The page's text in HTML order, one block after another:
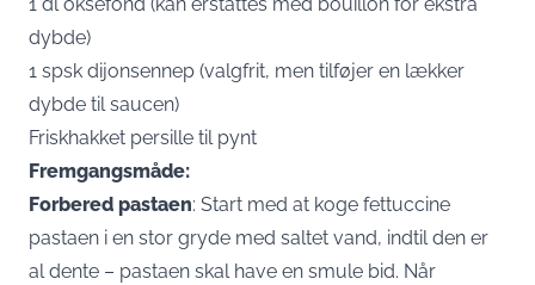
dybde)
1 spsk dijonsennep (valgfrit, men tilføjer en lækker
dybde til saucen)
Friskhakket persille til pynt
Fremgangsmåde:
Forbered pastaen: Start med at koge fettuccine
pastaen i en stor gryde med saltet vand, indtil den er
al dente – pastaen skal have en smule bid. Når